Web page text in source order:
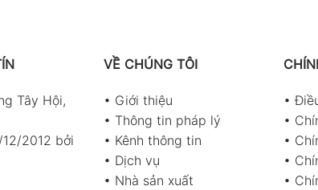
Tây Hội,
2012 bởi
VỀ CHÚNG TÔI
• Giới thiệu
• Thông tin pháp lý
• Kênh thông tin
• Dịch vụ
• Nhà sản xuất
•
•
•
•
•